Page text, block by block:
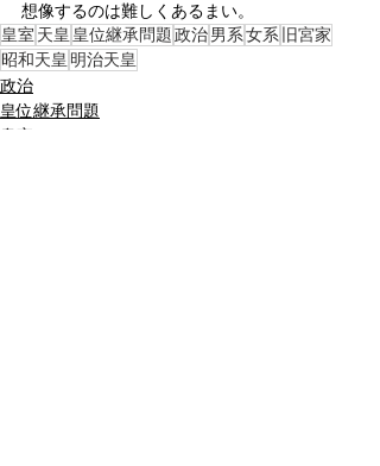
想像するのは難しくあるまい。
皇室 天皇 皇位継承問題政治男系女系 旧宮家
昭和天皇 明治天皇
政治
皇位継承問題
皇室